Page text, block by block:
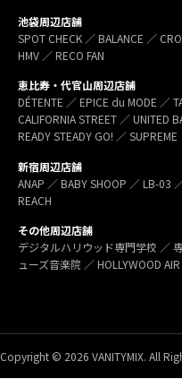
池袋周辺店舗
SPOT CHECK ／ BALANCE ／
HMV ／ RECO FAN
恵比寿・代官山周辺店舗
DÉTENTE ／ EPICE du MODE ／
CALIFORNIA STREET ／ UNITED
READY STEADY GO! ／ SUPREME
新宿周辺店舗
ANAP ／ BABY SHOOP ／ LB-03
REACH
その他周辺店舗
デジタルハリウッド専門学校 ／
ューズ音楽院 ／ HOLLYWOOD
Copyright © 2026 VANITYMIX. All